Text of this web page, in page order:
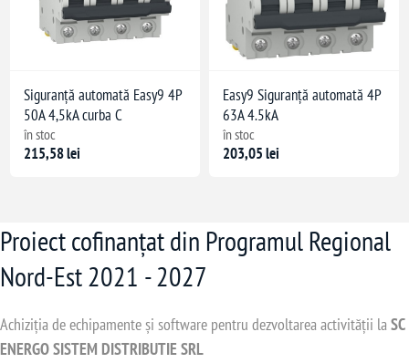
Siguranță automată Easy9 4P
50A 4,5kA curba C
în stoc
215,58 lei
Easy9 Siguranță automată 4P
63A 4.5kA
în stoc
203,05 lei
Proiect cofinanțat din Programul Regional
Nord-Est 2021 - 2027
Achiziția de echipamente și software pentru dezvoltarea activității la SC
ENERGO SISTEM DISTRIBUTIE SRL